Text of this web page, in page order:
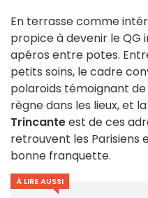
En terrasse comme
propice à devenir le QG
apéros entre potes.
petits soins, le cadre
polaroids témoignant
règne dans les lieux, et la
Trincanteest de ces
retrouvent les Parisiens
bonne franquette.
À LIRE AUSSI